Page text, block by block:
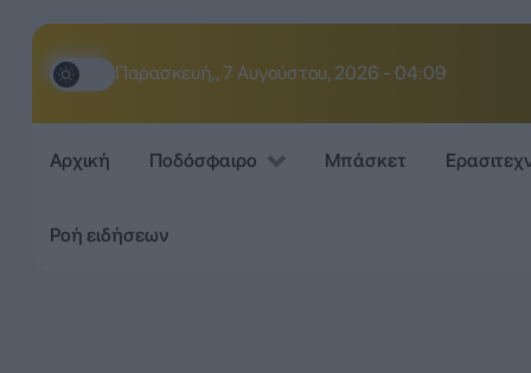
Παρασκευή,, 7 Αυγούστου, 2026 - 04:09
Αρχική Ποδόσφαιρο Μπάσκετ
Ροή ειδήσεων